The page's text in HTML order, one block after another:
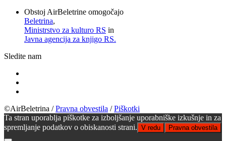
Obstoj AirBeletrine omogočajo
Beletrina,
Ministrstvo za kulturo RS in
Javna agencija za knjigo RS.
Sledite nam
©AirBeletrina /Pravna obvestila /Piškotki
Ta stran uporablja piškotke za izboljšanje uporabniške izkušnje in za
spremljanje podatkov o obiskanosti strani. V redu Pravna obvestila